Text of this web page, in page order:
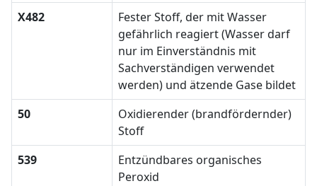
X482
Fester Stoff, der mit Wasser
gefährlich reagiert (Wasser darf
nur im Einverständnis mit
Sachverständigen verwendet
werden) und ätzende Gase bildet
50
Oxidierender (brandfördernder)
Stoff
539
Entzündbares organisches
Peroxid